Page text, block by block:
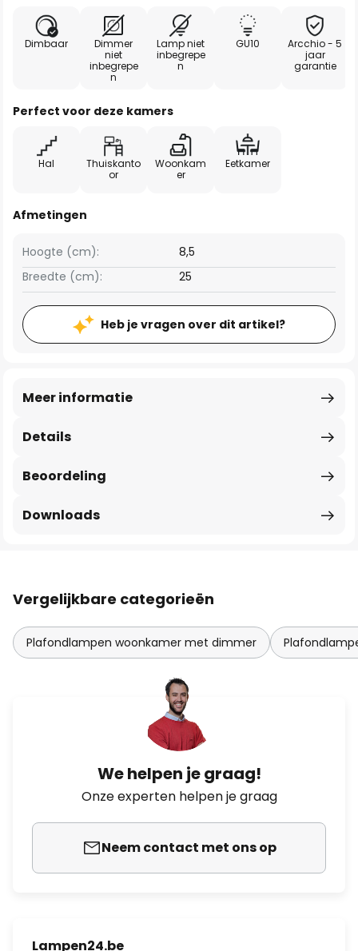
Dimbaar
Dimmer
niet
inbegrepe
n
Lamp niet
inbegrepe
n
GU10
Arcchio - 5
jaar
garantie
Perfect voor deze kamers
Hal
Thuiskanto
or
Woonkam
er
Eetkamer
Afmetingen
Breedte (cm): 25
Hoogte (cm): 8,5
Heb je vragen over dit artikel?
Details
Meer informatie
Beoordeling
Downloads
Vergelijkbare categorieën
Plafondlampen woonkamer met dimmer
We helpen je graag!
Onze experten helpen je graag
Neem contact met ons op
Lampen24.be